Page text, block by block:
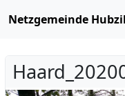
Netzgemeinde